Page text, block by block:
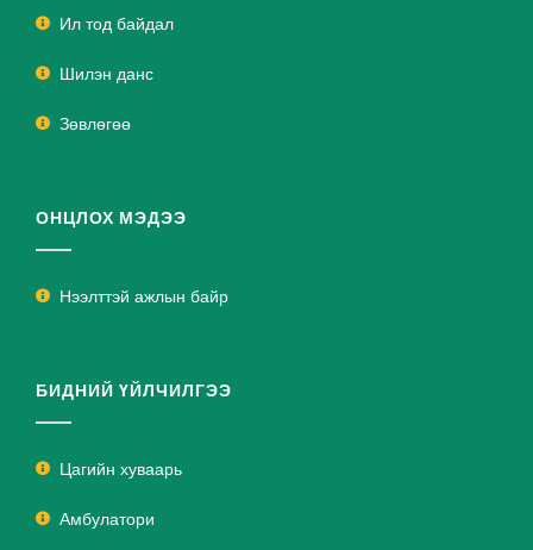
Ил тод байдал
Шилэн данс
Зөвлөгөө
ОНЦЛОХ МЭДЭЭ
Нээлттэй ажлын байр
БИДНИЙ ҮЙЛЧИЛГЭЭ
Цагийн хуваарь
Амбулатори